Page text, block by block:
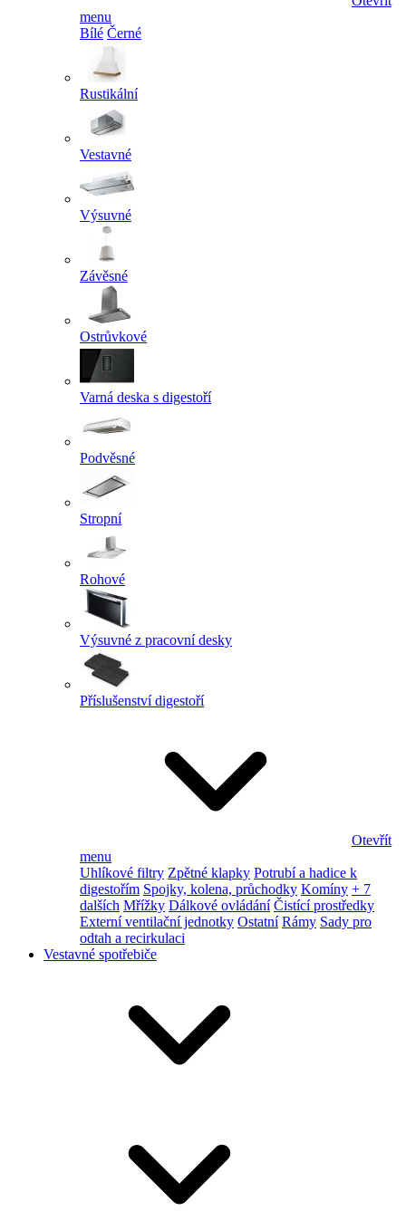
menu
Bílé Černé
Rustikální
Vestavné
Výsuvné
Závěsné
Ostrůvkové
Varná deska s digestoří
Podvěsné
Stropní
Rohové
Výsuvné z pracovní desky
Příslušenství digestoří
Otevřít
menu
Uhlíkové filtry Zpětné klapky Potrubí a hadice k
digestořím Spojky, kolena, průchodky Komíny + 7
dalších Mřížky Dálkové ovládání Čistící prostředky
Externí ventilační jednotky Ostatní Rámy Sady pro
odtah a recirkulaci
Vestavné spotřebiče